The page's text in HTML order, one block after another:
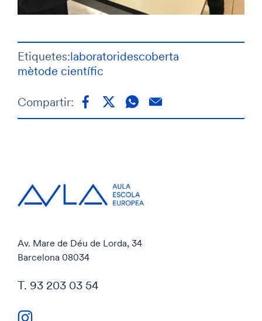
Etiquetes:laboratoridescoberta
mètode científic
Compartir:
Av. Mare de Déu de Lorda, 34
Barcelona 08034
T. 93 203 03 54